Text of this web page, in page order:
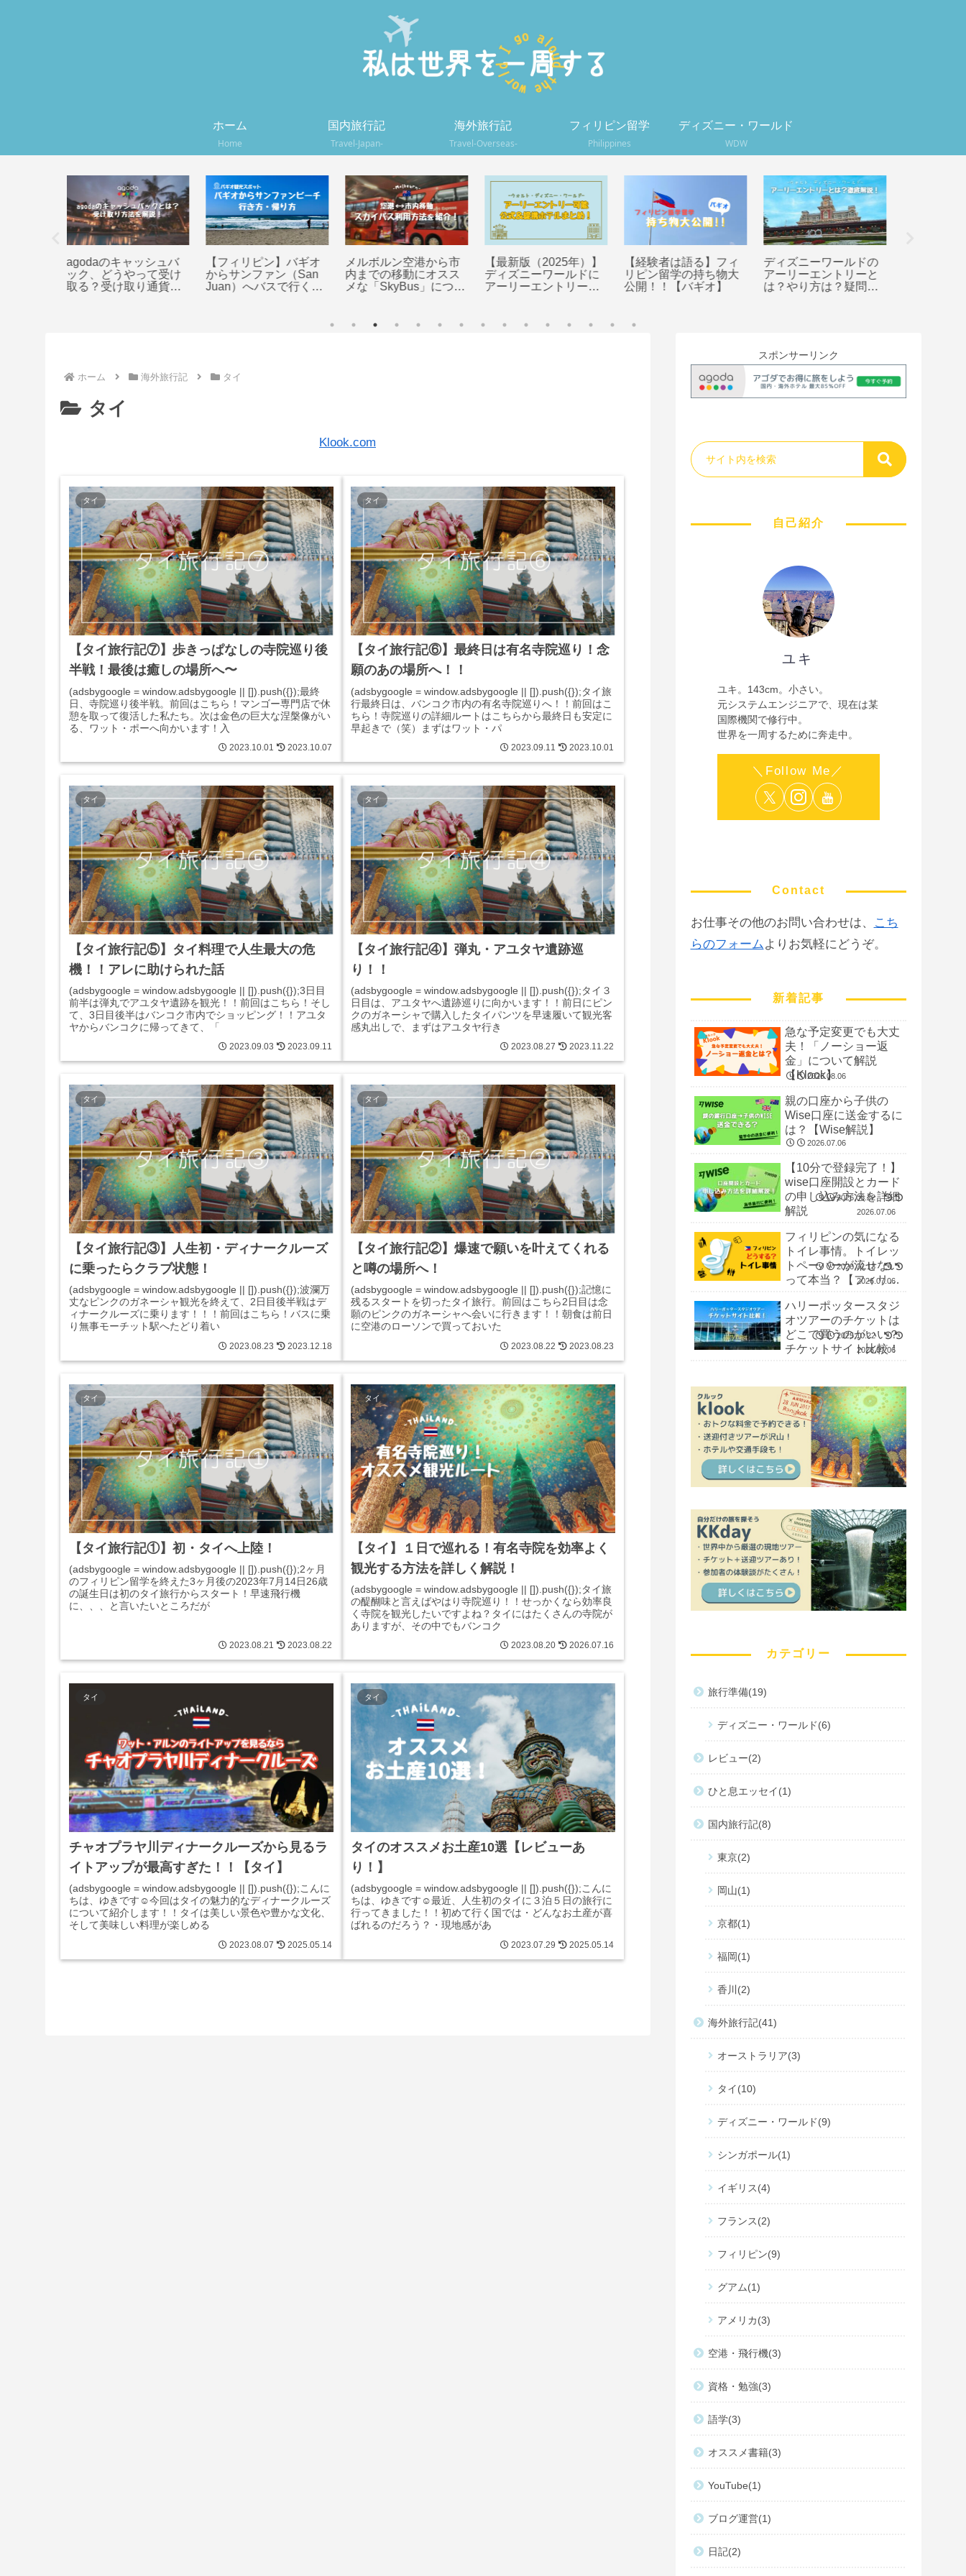
ホーム
Home
国内旅行記
Travel-Japan-
海外旅行記
Travel-Overseas-
フィリピン留学
Philippines
ディズニー・ワールド
WDW
【フィリピン】バギオ
からサンファン（San
Juan）へバスで行く方
メルボルン空港から市
内までの移動にオスス
メな「SkyBus」につい
【最新版（2025年）】
ディズニーワールドに
アーリーエントリーが
【経験者は語る】フィ
リピン留学の持ち物大
公開！！【バギオ】
ディズニーワールドの
アーリーエントリーと
は？やり方は？疑問点
【推し】私が大好きな
旅行系YouTuber大紹
介！
ホーム 海外旅行記 タイ
タイ
Klook.com
タイ
【タイ旅行記⑦】歩きっぱなしの寺院巡り後
半戦！最後は癒しの場所へ〜
(adsbygoogle = window.adsbygoogle || []).push({});最終
日、寺院巡り後半戦。前回はこちら！マンゴー専門店で休
憩を取って復活した私たち。次は金色の巨大な涅槃像がい
る、ワット・ポーへ向かいます！入
2023.10.01 2023.10.07
タイ
【タイ旅行記⑥】最終日は有名寺院巡り！念
願のあの場所へ！！
(adsbygoogle = window.adsbygoogle || []).push({});タイ旅
行最終日は、バンコク市内の有名寺院巡りへ！！前回はこ
ちら！寺院巡りの詳細ルートはこちらから最終日も安定に
早起きで（笑）まずはワット・パ
2023.09.11 2023.10.01
タイ
【タイ旅行記⑤】タイ料理で人生最大の危
機！！アレに助けられた話
(adsbygoogle = window.adsbygoogle || []).push({});3日目
前半は弾丸でアユタヤ遺跡を観光！！前回はこちら！そし
て、3日目後半はバンコク市内でショッピング！！アユタ
ヤからバンコクに帰ってきて、「
2023.09.03 2023.09.11
タイ
【タイ旅行記④】弾丸・アユタヤ遺跡巡
り！！
(adsbygoogle = window.adsbygoogle || []).push({});タイ３
日目は、アユタヤへ遺跡巡りに向かいます！！前日にピン
クのガネーシャで購入したタイパンツを早速履いて観光客
感丸出しで、まずはアユタヤ行き
2023.08.27 2023.11.22
タイ
【タイ旅行記③】人生初・ディナークルーズ
に乗ったらクラブ状態！
(adsbygoogle = window.adsbygoogle || []).push({});波瀾万
丈なピンクのガネーシャ観光を終えて、2日目後半戦はデ
ィナークルーズに乗ります！！！前回はこちら！バスに乗
り無事モーチット駅へたどり着い
2023.08.23 2023.12.18
タイ
【タイ旅行記②】爆速で願いを叶えてくれる
と噂の場所へ！
(adsbygoogle = window.adsbygoogle || []).push({});記憶に
残るスタートを切ったタイ旅行。前回はこちら2日目は念
願のピンクのガネーシャへ会いに行きます！！朝食は前日
に空港のローソンで買っておいた
2023.08.22 2023.08.23
タイ
【タイ旅行記①】初・タイへ上陸！
(adsbygoogle = window.adsbygoogle || []).push({});2ヶ月
のフィリピン留学を終えた3ヶ月後の2023年7月14日26歳
の誕生日は初のタイ旅行からスタート！早速飛行機
に、、、と言いたいところだが
2023.08.21 2023.08.22
タイ
【タイ】１日で巡れる！有名寺院を効率よく
観光する方法を詳しく解説！
(adsbygoogle = window.adsbygoogle || []).push({});タイ旅
の醍醐味と言えばやはり寺院巡り！！せっかくなら効率良
く寺院を観光したいですよね？タイにはたくさんの寺院が
ありますが、その中でもバンコク
2023.08.20 2026.07.16
タイ
チャオプラヤ川ディナークルーズから見るラ
イトアップが最高すぎた！！【タイ】
(adsbygoogle = window.adsbygoogle || []).push({});こんに
ちは、ゆきです☺︎今回はタイの魅力的なディナークルーズ
について紹介します！！タイは美しい景色や豊かな文化、
そして美味しい料理が楽しめる
2023.08.07 2025.05.14
タイ
タイのオススメお土産10選【レビューあ
り！】
(adsbygoogle = window.adsbygoogle || []).push({});こんに
ちは、ゆきです☺︎最近、人生初のタイに３泊５日の旅行に
行ってきました！！初めて行く国では・どんなお土産が喜
ばれるのだろう？・現地感があ
2023.07.29 2025.05.14
スポンサーリンク
自己紹介
ユキ
ユキ。143cm。小さい。
元システムエンジニアで、現在は某
国際機関で修行中。
世界を一周するために奔走中。
Contact
お仕事その他のお問い合わせは、
こち
らのフォーム よりお気軽にどうぞ。
新着記事
急な予定変更でも大丈
夫！「ノーショー返
金」について解説
【Klook】
2026.08.06
親の口座から子供の
Wise口座に送金するに
は？【Wise解説】
2026.07.06
【10分で登録完了！】
wise口座開設とカード
の申し込み方法を詳細
解説
2026.06.22
2026.07.06
フィリピンの気になる
トイレ事情。トイレッ
トペーパーが流せない
って本当？【フィリピ
2026.02.13
2026.07.06
ハリーポッタースタジ
オツアーのチケットは
どこで買うのがいい？
チケットサイト比較！
2025.10.22
2026.07.06
カテゴリー
旅行準備 19
ディズニー・ワールド 6
レビュー 2
ひと息エッセイ 1
国内旅行記 8
東京 2
岡山 1
京都 1
福岡 1
香川 2
海外旅行記 41
オーストラリア 3
タイ 10
ディズニー・ワールド 9
シンガポール 1
イギリス 4
フランス 2
フィリピン 9
グアム 1
アメリカ 3
空港・飛行機 3
資格・勉強 3
語学 3
オススメ書籍 3
YouTube 1
ブログ運営 1
日記 2